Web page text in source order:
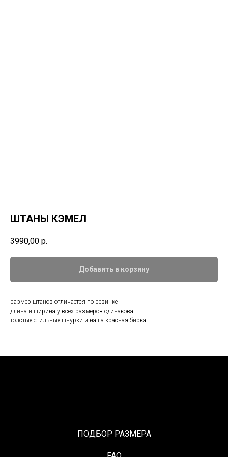
ШТАНЫ КЭМЕЛ
3990,00 р.
Добавить в корзину
размер штанов отличается по резинке
длина и ширина у всех размеров одинакова
толстые стильные шнурки и наша красная бирка
ПОДБОР РАЗМЕРА